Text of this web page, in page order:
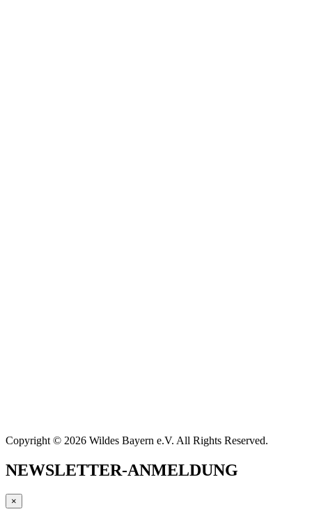
Copyright © 2026 Wildes Bayern e.V. All Rights Reserved.
NEWSLETTER-ANMELDUNG
×